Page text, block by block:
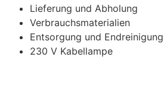
Lieferung und Abholung
Verbrauchsmaterialien
Entsorgung und Endreinigung
230 V Kabellampe